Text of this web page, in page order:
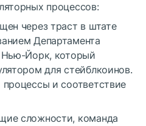
процессов:
через траст в штате
Департамента
Нью-Йорк, который
для стейблкоинов.
и соответствие
сложности, команда